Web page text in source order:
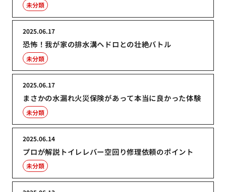
未分類
恐怖！我が家の排水溝ヘドロとの壮絶バトル
2025.06.17
未分類
まさかの水漏れ火災保険があって本当に良かった体験
2025.06.17
未分類
プロが解説トイレレバー空回り修理依頼のポイント
2025.06.14
未分類